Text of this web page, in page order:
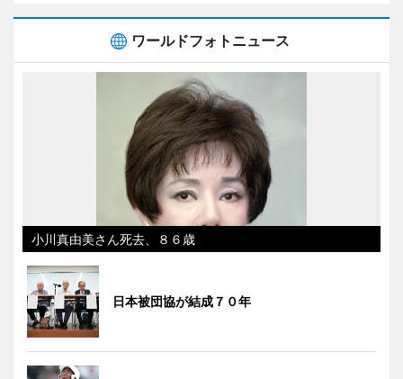
ワールドフォトニュース
小川真由美さん死去、８６歳
日本被団協が結成７０年